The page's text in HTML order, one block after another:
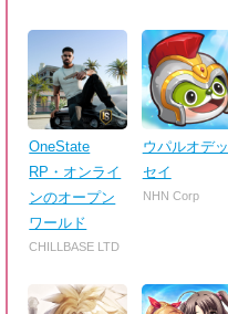
OneState
RP・オンライ
ンのオープン
ワールド
CHILLBASE LTD
ウパルオデッ
セイ
NHN Corp